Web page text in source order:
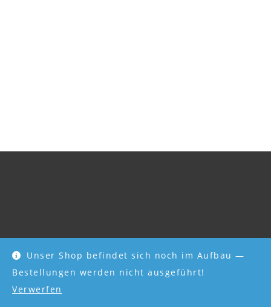
Unser Shop befindet sich noch im Aufbau —
Bestellungen werden nicht ausgeführt!
Verwerfen
DSGVO Impressum